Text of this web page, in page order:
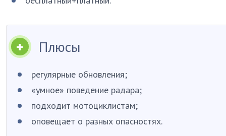
Плюсы
регулярные обновления;
«умное» поведение радара;
подходит мотоциклистам;
оповещает о разных опасностях.